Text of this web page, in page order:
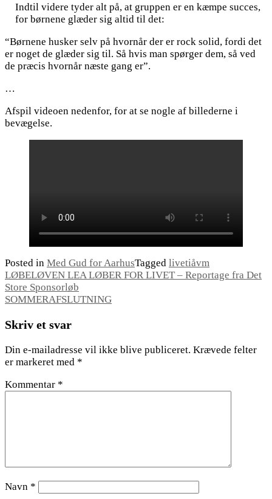
Indtil videre tyder alt på, at gruppen er en kæmpe succes,
for børnene glæder sig altid til det:
“Børnene husker selv på hvornår der er rock solid, fordi det
er noget de glæder sig til. Så hvis man spørger dem, så ved
de præcis hvornår næste gang er”.
…
Afspil videoen nedenfor, for at se nogle af billederne i
bevægelse.
Posted in Med Gud for AarhusTagged livetiåvm
Indlægsnavigation
LØBELØVEN LEA LØBER FOR LIVET – Reportage fra Det
Store Sponsorløb
SOMMERAFSLUTNING
Skriv et svar
Din e-mailadresse vil ikke blive publiceret. Krævede felter
er markeret med *
Kommentar *
Navn *